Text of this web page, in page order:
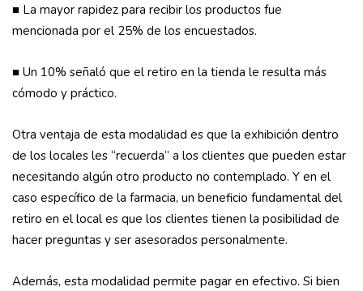
■ La mayor rapidez para recibir los productos fue
mencionada por el 25% de los encuestados.
■ Un 10% señaló que el retiro en la tienda le resulta más
cómodo y práctico.
Otra ventaja de esta modalidad es que la exhibición dentro
de los locales les “recuerda” a los clientes que pueden estar
necesitando algún otro producto no contemplado. Y en el
caso específico de la farmacia, un beneficio fundamental del
retiro en el local es que los clientes tienen la posibilidad de
hacer preguntas y ser asesorados personalmente.
Además, esta modalidad permite pagar en efectivo. Si bien